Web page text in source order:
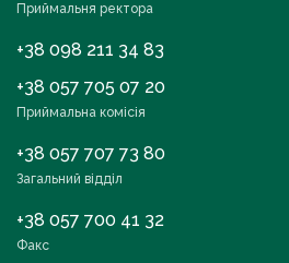
Приймальня ректора
+38 098 211 34 83
+38 057 705 07 20
Приймальна комісія
+38 057 707 73 80
Загальний відділ
+38 057 700 41 32
Факс